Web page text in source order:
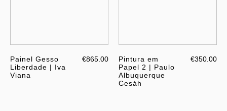
Painel Gesso
Liberdade | Iva
Viana
€865.00
Pintura em
Papel 2 | Paulo
Albuquerque
Cesáh
€350.00